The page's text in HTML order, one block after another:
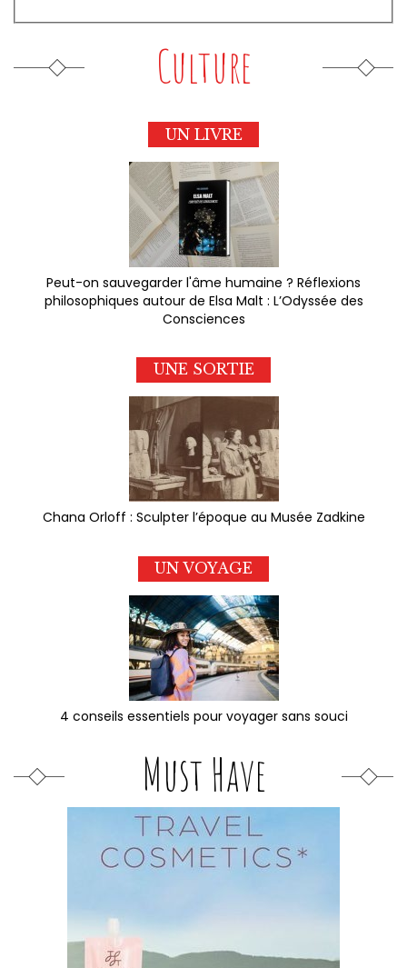
Culture
UN LIVRE
Peut-on sauvegarder l'âme humaine ? Réflexions
philosophiques autour de Elsa Malt : L’Odyssée des
Consciences
UNE SORTIE
Chana Orloff : Sculpter l’époque au Musée Zadkine
UN VOYAGE
4 conseils essentiels pour voyager sans souci
Must Have